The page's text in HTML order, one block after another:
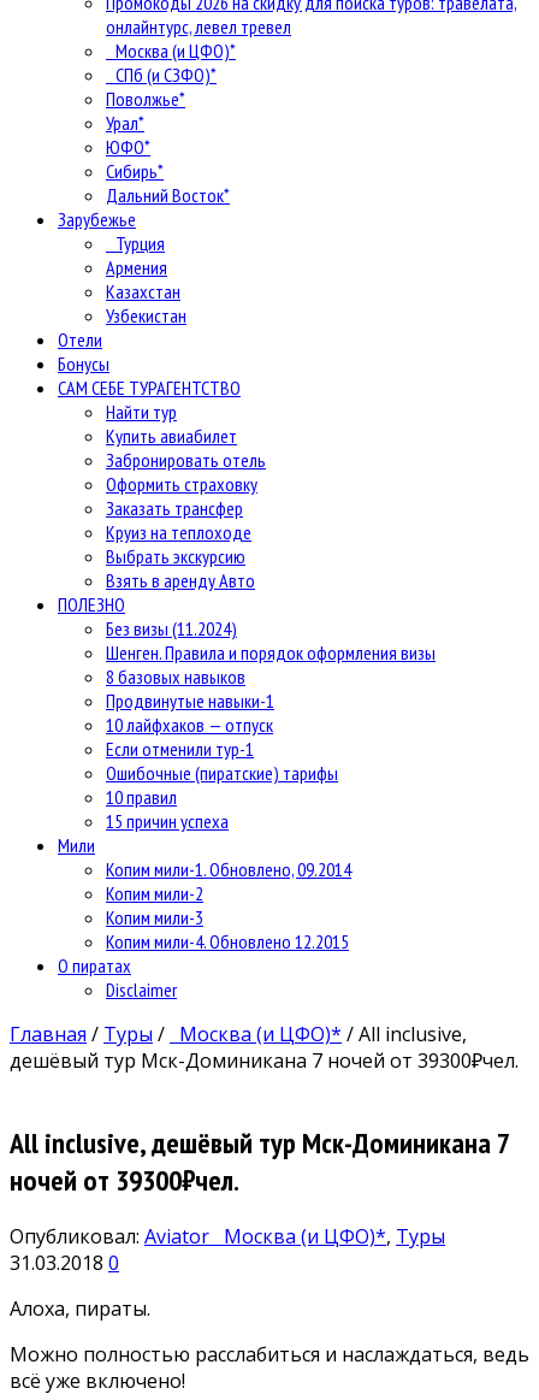
онлайнтурс, левел тревел
Москва (и ЦФО)*
СПб (и СЗФО)*
Поволжье*
Урал*
ЮФО*
Сибирь*
Дальний Восток*
Зарубежье
Турция
Армения
Казахстан
Узбекистан
Отели
Бонусы
САМ СЕБЕ ТУРАГЕНТСТВО
Найти тур
Купить авиабилет
Забронировать отель
Оформить страховку
Заказать трансфер
Круиз на теплоходе
Выбрать экскурсию
Взять в аренду Авто
ПОЛЕЗНО
Без визы (11.2024)
Шенген. Правила и порядок оформления визы
8 базовых навыков
Продвинутые навыки-1
10 лайфхаков — отпуск
Если отменили тур-1
Ошибочные (пиратские) тарифы
10 правил
15 причин успеха
Мили
Копим мили-1. Обновлено, 09.2014
Копим мили-2
Копим мили-3
Копим мили-4. Обновлено 12.2015
О пиратах
Disclaimer
Главная / Туры / Москва (и ЦФО)* /All inclusive,
дешёвый тур Мск-Доминикана 7 ночей от 39300₽чел.
All inclusive, дешёвый тур Мск-Доминикана 7
ночей от 39300₽чел.
Опубликовал: Aviator Москва (и ЦФО)*, Туры
31.03.2018 0
Алоха, пираты.
Можно полностью расслабиться и наслаждаться, ведь
всё уже включено!